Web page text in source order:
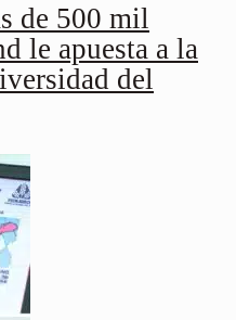
de 500 mil
le apuesta a la
del